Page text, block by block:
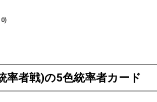
率者戦)の5色統率者カード